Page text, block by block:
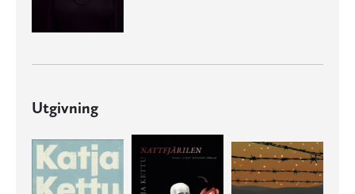
Utgivning